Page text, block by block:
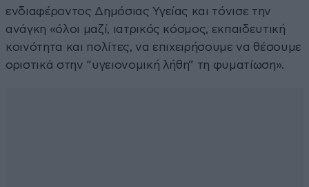
ενδιαφέροντος Δημόσιας Υγείας και τόνισε την
ανάγκη «όλοι μαζί, ιατρικός κόσμος, εκπαιδευτική
κοινότητα και πολίτες, να επιχειρήσουμε να θέσουμε
οριστικά στην “υγειονομική λήθη” τη φυματίωση».